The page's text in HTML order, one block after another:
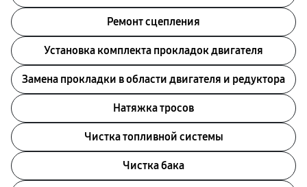
Ремонт сцепления
Установка комплекта прокладок двигателя
Замена прокладки в области двигателя и редуктора
Натяжка тросов
Чистка топливной системы
Чистка бака